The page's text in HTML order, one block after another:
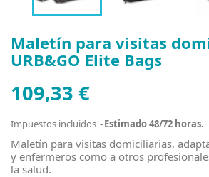
Maletín para visitas
URB&GO Elite Bags
109,33 €
Impuestos incluidos Estimado 48/72 horas.
Maletín para visitas domiciliarias,
y enfermeros como a otros
la salud.